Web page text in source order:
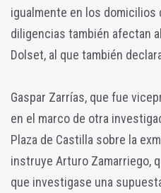
igualmente en los domicilios
diligencias también afectan
Dolset, al que también
Gaspar Zarrías, que fue
en el marco de otra
Plaza de Castilla sobre la
instruye Arturo Zamarriego,
que investigase una